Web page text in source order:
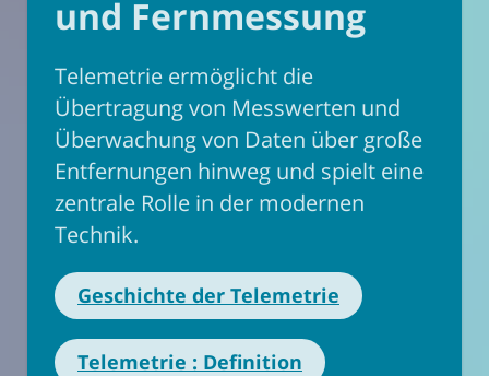
und Fernmessung
Telemetrie ermöglicht die
Übertragung von Messwerten und
Überwachung von Daten über große
Entfernungen hinweg und spielt eine
zentrale Rolle in der modernen
Technik.
Geschichte der Telemetrie
Telemetrie : Definition